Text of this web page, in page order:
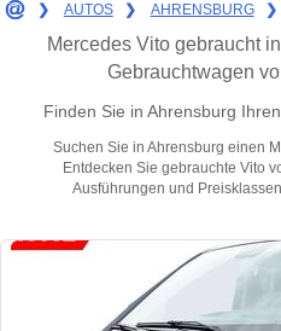
❯ AUTOS ❯ AHRENSBURG ❯
Mercedes Vito gebraucht
Gebrauchtwagen
Finden Sie in Ahrensburg
Suchen Sie in Ahrensburg einen
Entdecken Sie gebrauchte Vito
Ausführungen und